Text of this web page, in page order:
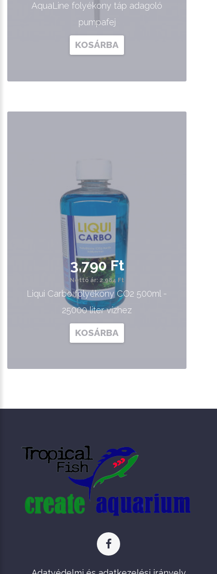
AquaLine folyékony táp adagoló
pumpafej
KOSÁRBA
3,790 Ft
Nettó ár: 2,984 Ft
Liqui Carbo folyékony CO2 500ml -
25000 liter vízhez
KOSÁRBA